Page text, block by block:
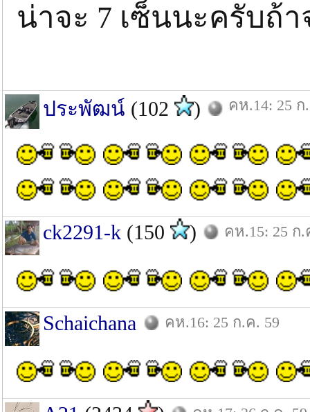
น่าจะ 7 เซ็นนะครับถ้
ประพัฒน์ (102 ) คห.14: 25 ก
ck2291-k (150 ) คห.15: 25 ก.
Schaichana คห.16: 25 ก.ค. 59